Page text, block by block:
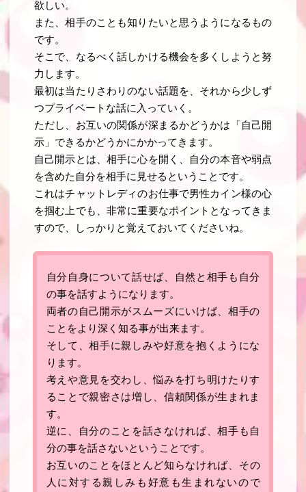
欲しい。
また、相手のことも知りたいと思うようになるもの
です。
そこで、なるべく話しかける機会を多くしようと努
力します。
最初は当たりさわりのない話題を、それから少しず
つプライベートな話に入っていく。
ただし、 お互いの関係が深まるかどうかは「自己開
示」できるかどうかにかかってきます。
自己開示とは、相手に心を開く、自分の本音や弱点
を含めた自分を相手に見せるということです。
これはチャットレディのお仕事で男性カイン様の心
を掴む上でも、非常に重要なポイントとなってきま
すので、しっかりと覚えておいてくださいね。
自分自身について話せば、自然と相手も自分
の事を話すようになります。
両者の自己開示がスムーズにいけば、相手の
ことをより深く知る事が出来ます。
そして、相手に親しみや好意を抱くようにな
ります。
考えや意見を交わし、悩みを打ち明けたりす
ることで親密さは増し、信頼関係が生まれま
す。
逆に、自分のことを話さなければ、相手も自
分の事を話さないということです。
お互いのことをほとんど知らなければ、 その
人に対する親しみも好意も生まれないので